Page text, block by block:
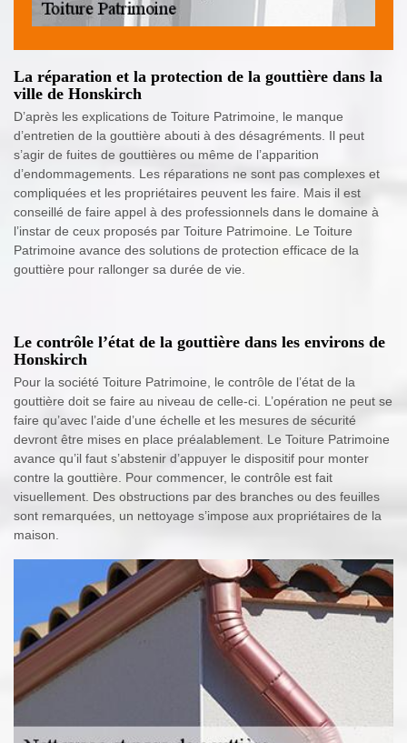
La réparation et la protection de la gouttière dans la
ville de Honskirch
D’après les explications de Toiture Patrimoine, le manque
d’entretien de la gouttière abouti à des désagréments. Il peut
s’agir de fuites de gouttières ou même de l’apparition
d’endommagements. Les réparations ne sont pas complexes et
compliquées et les propriétaires peuvent les faire. Mais il est
conseillé de faire appel à des professionnels dans le domaine à
l’instar de ceux proposés par Toiture Patrimoine. Le Toiture
Patrimoine avance des solutions de protection efficace de la
gouttière pour rallonger sa durée de vie.
Le contrôle l’état de la gouttière dans les environs de
Honskirch
Pour la société Toiture Patrimoine, le contrôle de l’état de la
gouttière doit se faire au niveau de celle-ci. L’opération ne peut se
faire qu’avec l’aide d’une échelle et les mesures de sécurité
devront être mises en place préalablement. Le Toiture Patrimoine
avance qu’il faut s’abstenir d’appuyer le dispositif pour monter
contre la gouttière. Pour commencer, le contrôle est fait
visuellement. Des obstructions par des branches ou des feuilles
sont remarquées, un nettoyage s’impose aux propriétaires de la
maison.